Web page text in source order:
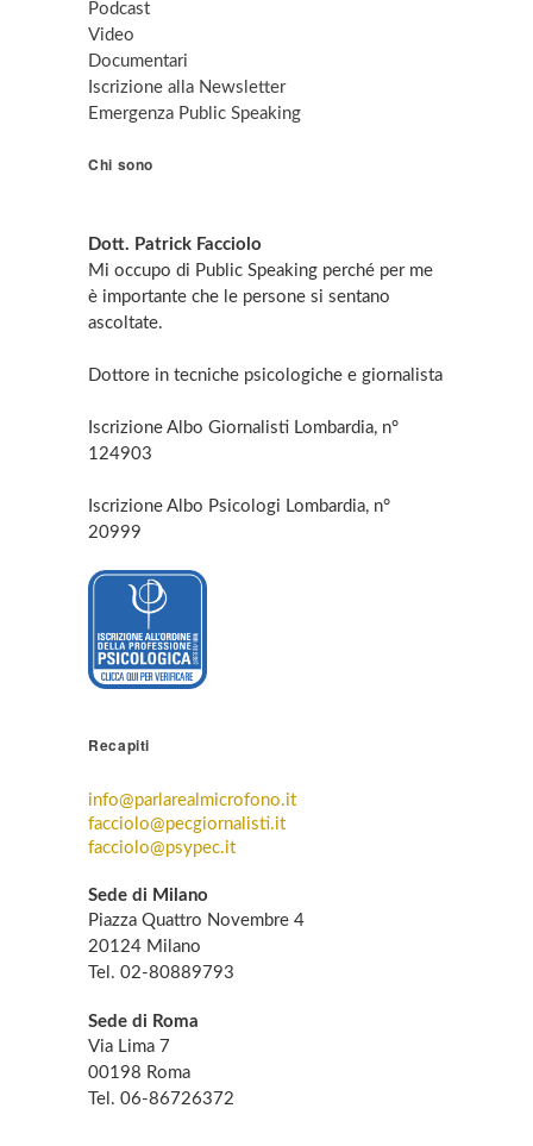
Podcast
Video
Documentari
Iscrizione alla Newsletter
Emergenza Public Speaking
Chi sono
Dott. Patrick Facciolo
Mi occupo di Public Speaking perché per me
è importante che le persone si sentano
ascoltate.
Dottore in tecniche psicologiche e giornalista
Iscrizione Albo Giornalisti Lombardia, n°
124903
Iscrizione Albo Psicologi Lombardia, n°
20999
Recapiti
info@parlarealmicrofono.it
facciolo@pecgiornalisti.it
facciolo@psypec.it
Sede di Milano
Piazza Quattro Novembre 4
20124 Milano
Tel. 02-80889793
Sede di Roma
Via Lima 7
00198 Roma
Tel. 06-86726372